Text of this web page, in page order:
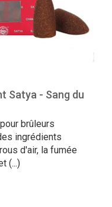
Satya - Sang du
brûleurs
ingrédients
d'air, la fumée
(...)